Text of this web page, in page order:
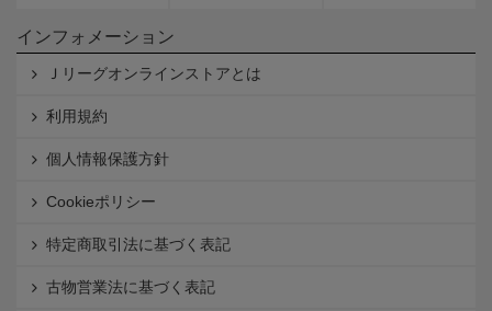
インフォメーション
Ｊリーグオンラインストアとは
利用規約
個人情報保護方針
Cookieポリシー
特定商取引法に基づく表記
古物営業法に基づく表記